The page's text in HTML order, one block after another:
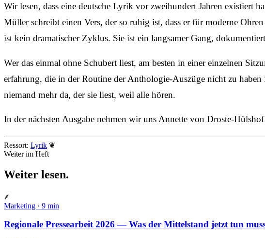
Wir lesen, dass eine deutsche Lyrik vor zweihundert Jahren existiert
Müller schreibt einen Vers, der so ruhig ist, dass er für moderne
ist kein dramatischer Zyklus. Sie ist ein langsamer Gang,
Wer das einmal ohne Schubert liest, am besten in einer einzelnen
erfahrung, die in der Routine der Anthologie-Auszüge nicht zu
niemand mehr da, der sie liest, weil alle hören.
In der nächsten Ausgabe nehmen wir uns Annette von Droste-
Ressort: Lyrik ❦
Weiter im Heft
Weiter lesen.
⸙
Marketing · 9 min
Regionale Pressearbeit 2026 — Was der Mittelstand jetzt tun